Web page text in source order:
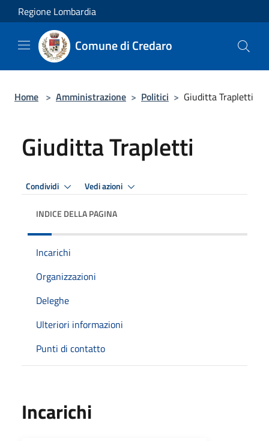
Salta al contenuto principale
Regione Lombardia
Comune di Credaro
Home > Amministrazione > Politici > Giuditta Trapletti
Giuditta Trapletti
Condividi Vedi azioni
INDICE DELLA PAGINA
Incarichi
Organizzazioni
Deleghe
Ulteriori informazioni
Punti di contatto
Incarichi